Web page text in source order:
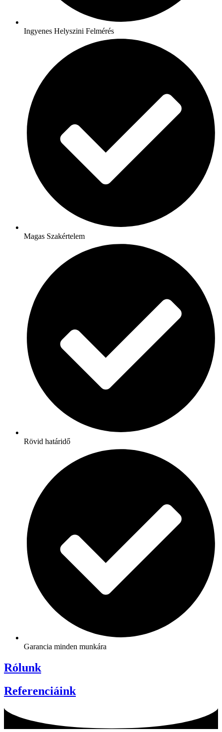
Ingyenes Helyszini Felmérés
Magas Szakértelem
Rövid határidő
Garancia minden munkára
Rólunk
Referenciáink